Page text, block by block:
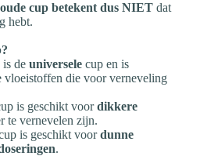
cup betekent dus NIET dat
hebt.
is de universele cup en is
vloeistoffen die voor verneveling
is geschikt voordikkere
te vernevelen zijn.
is geschikt voordunne
.